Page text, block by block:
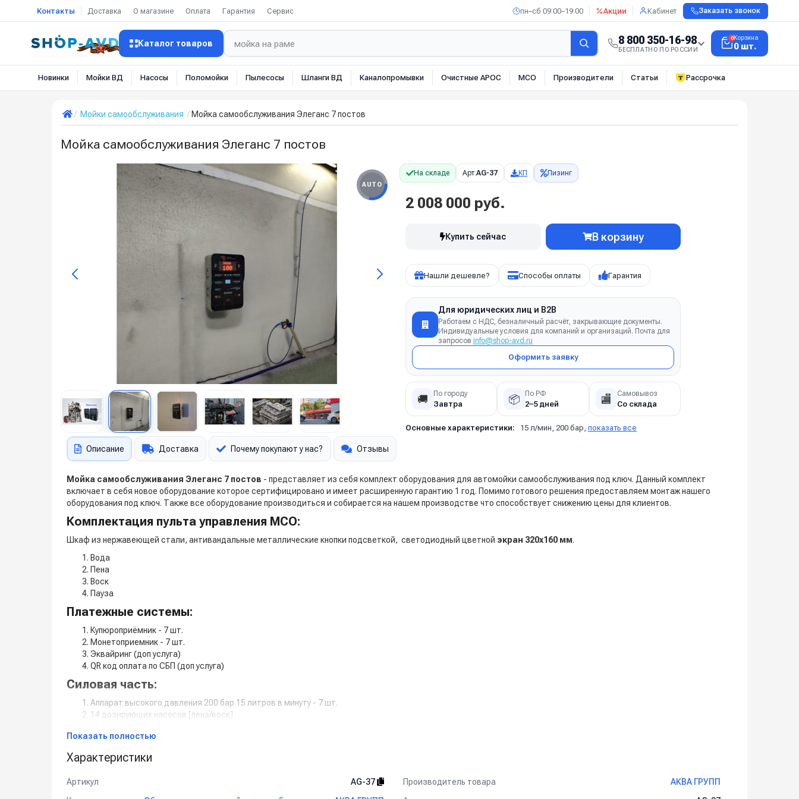
Контакты Доставка О магазине Оплата Гарантия Сервис пн–сб 09:00–19:00 Акции Кабинет Заказать звонок
Каталог товаров 8 800 350-16-98
БЕСПЛАТНО ПО РОССИИ
0Корзина
0 шт.
Новинки Мойки ВД Насосы Поломойки Пылесосы Шланги ВД Каналопромывки Очистные АРОС МСО Производители Статьи Рассрочка
Мойки самообслуживания Мойка самообслуживания Элеганс 7 постов
Мойка самообслуживания Элеганс 7 постов
AUTO
На складе Арт:AG-37 КП Лизинг
2 008 000 руб.
Купить сейчас В корзину
Нашли дешевле? Способы оплаты Гарантия
Для юридических лиц и B2B
Работаем с НДС, безналичный расчёт, закрывающие документы.
Индивидуальные условия для компаний и организаций. Почта для
запросов info@shop-avd.ru
Оформить заявку
🚚 По городу
Завтра 📦 По РФ
2–5 дней 🏬 Самовывоз
Со склада
Основные характеристики: 15 л/мин, 200 бар, показать все
Описание Доставка Почему покупают у нас? Отзывы
Мойка самообслуживания Элеганс 7 постов - представляет из себя комплект оборудования для автомойки самообслуживания под ключ. Данный комплект
включает в себя новое оборудование которое сертифицировано и имеет расширенную гарантию 1 год. Помимо готового решения предоставляем монтаж нашего
оборудования под ключ. Также все оборудование производиться и собирается на нашем производстве что способствует снижению цены для клиентов.
Комплектация пульта управления МСО:
Шкаф из нержавеющей стали, антивандальные металлические кнопки подсветкой, светодиодный цветной экран 320х160 мм.
Вода
Пена
Воск
Пауза
Платежные системы:
Купюроприёмник - 7 шт.
Монетоприемник - 7 шт.
Эквайринг (доп услуга)
QR код оплата по СБП (доп услуга)
Силовая часть:
Аппарат высокого давления 200 бар 15 литров в минуту - 7 шт.
14 дозирующих насосов [пена/воск]
14 пистолетов [вода/пена]
14 держателей пистолета [вода/пена]
Показать полностью
Характеристики
Артикул AG-37 Производитель товара
АКВА ГРУПП